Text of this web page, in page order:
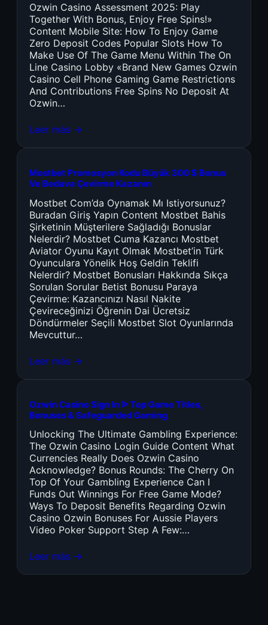
Ozwin Casino Assessment 2025: Play
Together With Bonus, Enjoy Free Spins!»
Content Mobile Site: How To Enjoy Game
Zero Deposit Codes Popular Slots How To
Make Use Of The Game Menu Within The On
Line Casino Lobby «Brand New Games Ozwin
Casino Cell Phone Gaming Game Restrictions
And Contributions Free Spins No Deposit At
Ozwin…
Leer más →
Mostbet Promosyon Kodu Büyük 300 $ Bonus
Ve Bedava Çevirme Kazanın
Mostbet Com’da Oynamak Mı Istiyorsunuz?
Buradan Giriş Yapın Content Mostbet Bahis
Şirketinin Müşterilere Sağladığı Bonuslar
Nelerdir? Mostbet Cuma Kazancı Mostbet
Aviator Oyunu Kayıt Olmak Mostbet’in Türk
Oyunculara Yönelik Hoş Geldin Teklifi
Nelerdir? Mostbet Bonusları Hakkında Sıkça
Sorulan Sorular Betist Bonusu Paraya
Çevirme: Kazancınızı Nasıl Nakite
Çevireceğinizi Öğrenin Dai Ücretsiz
Döndürmeler Seçili Mostbet Slot Oyunlarında
Mevcuttur…
Leer más →
Ozwin Casino Sign In ᐉ Top Game Titles,
Bonuses & Safeguarded Gaming
Unlocking The Ultimate Gambling Experience:
The Ozwin Casino Login Guide Content What
Currencies Really Does Ozwin Casino
Acknowledge? Bonus Rounds: The Cherry On
Top Of Your Gambling Experience Can I
Funds Out Winnings For Free Game Mode?
Ways To Deposit Benefits Regarding Ozwin
Casino Ozwin Bonuses For Aussie Players
Video Poker Support Step A Few:…
Leer más →